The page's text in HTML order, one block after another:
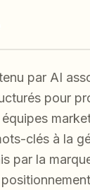
par AI
pour
clés à la
par la